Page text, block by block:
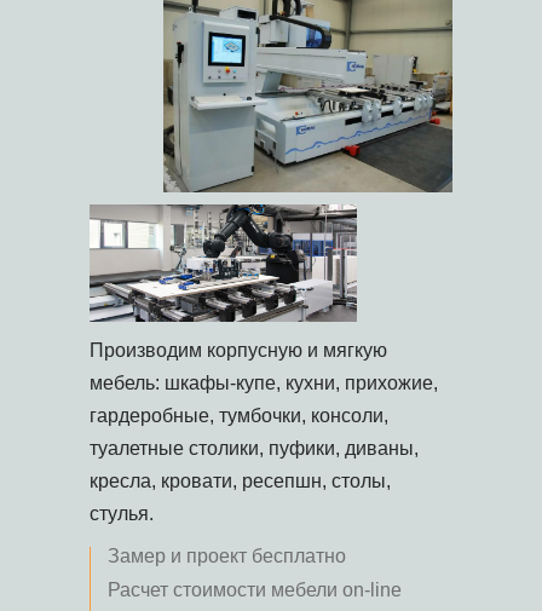
Производим корпусную и мягкую
мебель: шкафы-купе, кухни, прихожие,
гардеробные, тумбочки, консоли,
туалетные столики, пуфики, диваны,
кресла, кровати, ресепшн, столы,
стулья.
Замер и проект бесплатно
Расчет стоимости мебели on-line